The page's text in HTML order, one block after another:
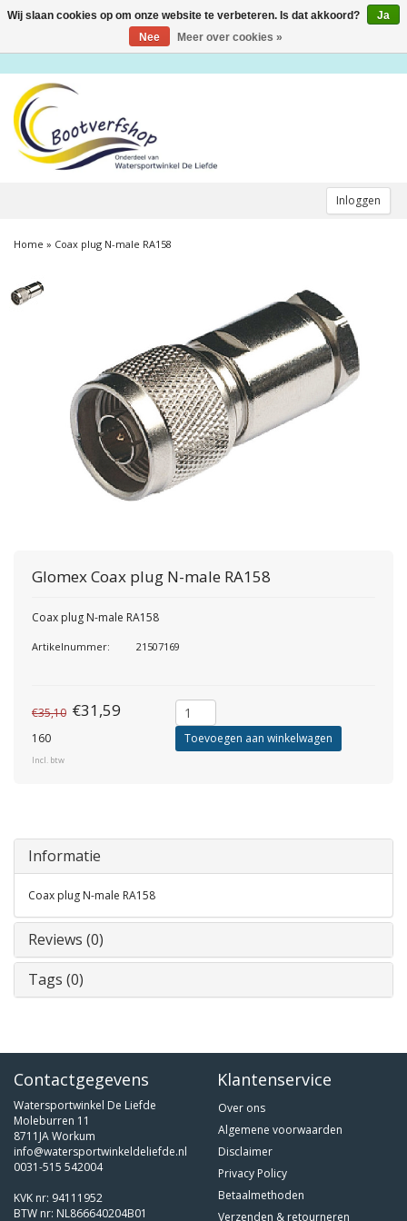
Inloggen
Toggle
Home » Coax plug N-male RA158
GlomexCoax plug N-male RA158
Coax plug N-male RA158
Artikelnummer: 21507169
€35,10 €31,59
160
Incl. btw
Toevoegen aan winkelwagen
Informatie
Coax plug N-male RA158
Reviews (0)
Tags (0)
Contactgegevens
Watersportwinkel De Liefde
Moleburren 11
8711JA Workum
info@watersportwinkeldeliefde.nl
0031-515 542004
KVK nr: 94111952
BTW nr: NL866640204B01
Klantenservice
Over ons
Algemene voorwaarden
Disclaimer
Privacy Policy
Betaalmethoden
Verzenden & retourneren
Wij slaan cookies op om onze website te verbeteren. Is dat akkoord?
Ja
Nee
Meer over cookies »